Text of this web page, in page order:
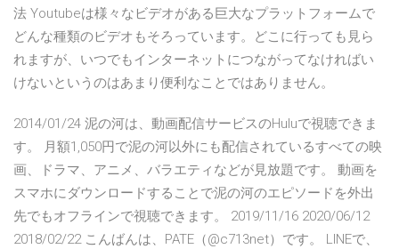
法 Youtubeは様々なビデオがある巨大なプラットフォームで
どんな種類のビデオもそろっています。どこに行っても見ら
れますが、いつでもインターネットにつながってなければい
けないというのはあまり便利なことではありません。
2014/01/24 泥の河は、動画配信サービスのHuluで視聴できま
す。 月額1,050円で泥の河以外にも配信されているすべての映
画、ドラマ、アニメ、バラエティなどが見放題です。 動画を
スマホにダウンロードすることで泥の河のエピソードを外出
先でもオフラインで視聴できます。 2019/11/16 2020/06/12
2018/02/22 こんばんは、PATE（@c713net）です。 LINEで、